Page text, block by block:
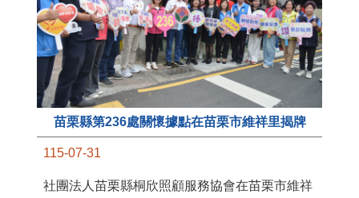
苗栗縣第236處關懷據點在苗栗市維祥里揭牌
115-07-31
社團法人苗栗縣桐欣照顧服務協會在苗栗市維祥